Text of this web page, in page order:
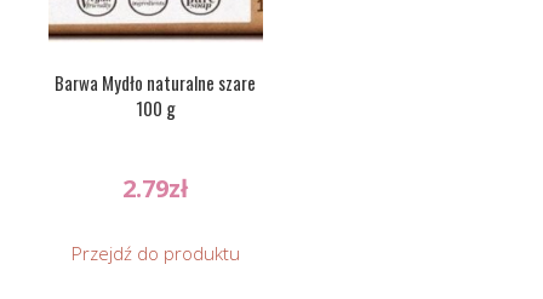
Barwa Mydło naturalne szare
100 g
2.79zł
Przejdź do produktu